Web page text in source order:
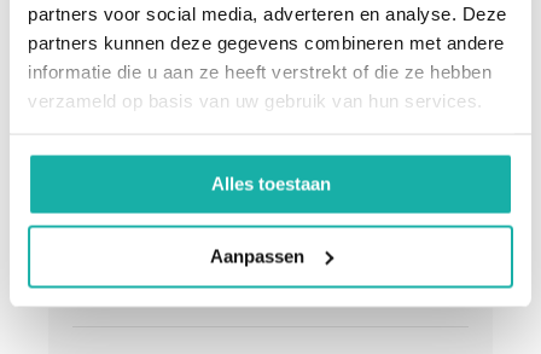
partners voor social media, adverteren en analyse. Deze
partners kunnen deze gegevens combineren met andere
informatie die u aan ze heeft verstrekt of die ze hebben
verzameld op basis van uw gebruik van hun services.
Alles toestaan
Aanpassen
De schrijver:
Medisch Team
Bloedwaardentest